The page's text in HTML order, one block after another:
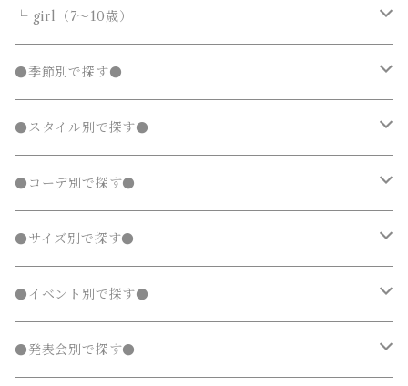
タンクトップ
ノーカラージャケット
チェスターコート
靴
靴下
フォーマルスーツ
水着
ラッシュガード
タンクトップ
ノーカラージャケット
チェスターコート
靴・小物
靴
靴下
オールインワン
サロペット・オーバーオール
水着
ラッシュガード
タンクトップ
スウェットパンツ
ダウンジャケット・コート
ノーカラージャケット
チェスターコート
フォーマルスーツ
靴・小物
靴
靴下
オールインワン
サロペット・オーバーオール
水着
ラッシュガード
サロペット・オーバーオール
トップス
Tシャツ・カットソー
シャツ・ブラウス
タンクトップ
ボトムス
スカート
デニムスカート
アウター
ダウンジャケット・コート
ノーカラージャケット
発表会 ドレス
半袖
長袖
フォーマルスーツ
スカート セットアップ
パンツ セットアップ
靴・小物
靴
ワンピース
トップス
Tシャツ・カットソー
シャツ・ブラウス
タンクトップ
ワンピース
シャツワンピース
ジャンパースカート
ボトムス
スカート
デニムスカート
アウター
ダウンジャケット・コート
ノーカラージャケット
発表会 ドレス
半袖
長袖
フォーマルスーツ
スカート セットアップ
靴・小物
└ girl（7～10歳）
トップス
Tシャツ・カットソー
シャツ・ブラウス
ワンピース
シャツワンピース
ジャンパースカート
ボトムス
スカート
デニムスカート
アウター
ダウンジャケット・コート
ノーカラージャケット
発表会 ドレス
半袖
フォーマルスーツ
●季節別で探す●
春
夏
秋
冬
●スタイル別で探す●
ナチュラル 子供服
フェミニン 子供服
マニッシュ 子供服
フォーマル 子供服
●コーデ別で探す●
兄弟・姉妹コーデ
親子コーデ
●サイズ別で探す●
70～90cm
100～140cm
●イベント別で探す●
入園式
●発表会別で探す●